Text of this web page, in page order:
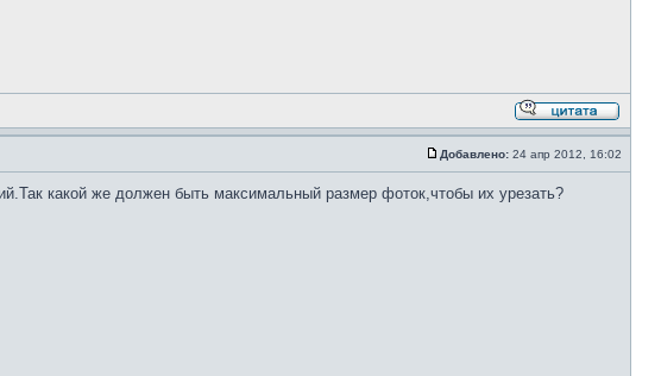
Добавлено: 24 апр 2012, 16:02
какой же должен быть максимальный размер фоток,чтобы их урезать?